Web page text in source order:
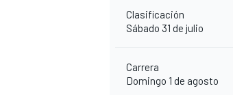
MÁS CATEGORÍAS
Clasificación
Sábado 31 de julio
Carrera
Domingo 1 de agosto